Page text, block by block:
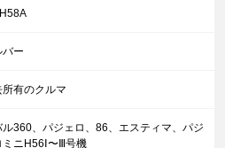
バー
所有のクルマ
ル360、パジェロ、86、エスティマ、パジ
ミニH56Ⅰ〜Ⅲ号機